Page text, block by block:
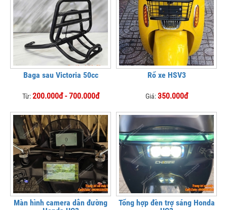
Baga sau Victoria 50cc
Từ:200.000đ - 700.000đ
Rổ xe HSV3
Giá:350.000đ
Màn hình camera dẫn đường
Tổng hợp đèn trợ sáng Honda